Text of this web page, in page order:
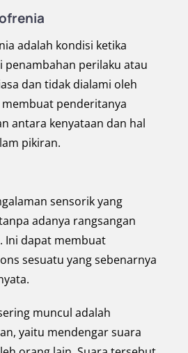
adalah kondisi ketika
penambahan perilaku atau
dan tidak dialami oleh
penderitanya
antara kenyataan dan hal
pikiran.
sensorik yang
adanya rangsangan
Ini dapat membuat
sesuatu yang sebenarnya
muncul adalah
yaitu mendengar suara